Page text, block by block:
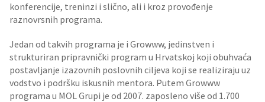
konferencije, treninzi i slično, ali i kroz provođenje
raznovrsnih programa.
Jedan od takvih programa je i Growww, jedinstven i
strukturiran pripravnički program u Hrvatskoj koji obuhvaća
postavljanje izazovnih poslovnih ciljeva koji se realiziraju uz
vodstvo i podršku iskusnih mentora. Putem Growww
programa u MOL Grupi je od 2007. zaposleno više od 1.700